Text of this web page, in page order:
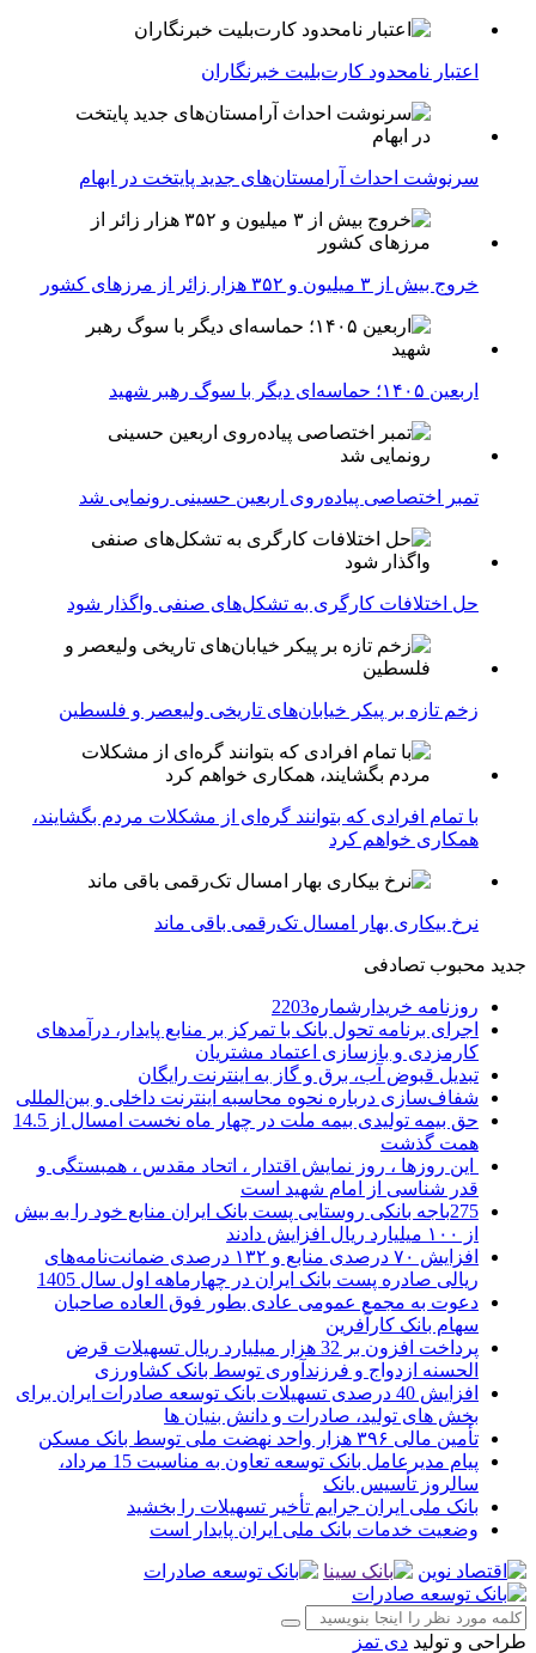
اعتبار نامحدود کارت‌بلیت خبرنگاران
سرنوشت احداث آرامستان‌های جدید پایتخت در ابهام
خروج بیش از ۳ میلیون و ۳۵۲ هزار زائر از مرزهای کشور
اربعین ۱۴۰۵؛ حماسه‌ای دیگر با سوگ رهبر شهید
تمبر اختصاصی پیاده‌روی اربعین حسینی رونمایی شد
حل اختلافات کارگری به تشکل‌های صنفی واگذار شود
زخم تازه بر پیکر خیابان‌های تاریخی ولیعصر و فلسطین
با تمام افرادی که بتوانند گره‌ای از مشکلات مردم بگشایند،
همکاری خواهم کرد
نرخ بیکاری بهار امسال تک‌رقمی باقی ماند
جدید محبوب تصادفی
روزنامه خریدارشماره2203
اجرای برنامه تحول بانک با تمرکز بر منابع پایدار، درآمدهای
کارمزدی و بازسازی اعتماد مشتریان
تبدیل قبوض آب، برق و گاز به اینترنت رایگان
شفاف‌سازی درباره نحوه محاسبه اینترنت داخلی و بین‌المللی
حق بیمه تولیدی بیمه ملت در چهار ماه نخست امسال از 14.5
همت گذشت
این روزها ، روز نمایش اقتدار ، اتحاد مقدس ، همبستگی و
قدر شناسی از امام شهید است
275باجه بانکی روستایی پست بانک ایران منابع خود را به بیش
از ۱۰۰ میلیارد ریال افزایش دادند
افزایش ۷۰ درصدی منابع و ۱۳۲ درصدی ضمانت‌نامه‌های
ریالی صادره پست بانک ایران در چهارماهه اول سال 1405
دعوت به مجمع عمومی عادی بطور فوق العاده صاحبان
سهام بانک کارآفرین
پرداخت افزون بر 32 هزار میلیارد ریال تسهیلات قرض
الحسنه ازدواج و فرزندآوری توسط بانک کشاورزی
افزایش 40 درصدی تسهیلات بانک توسعه صادرات ایران برای
بخش های تولید، صادرات و دانش بنیان ها
تأمین مالی ۳۹۶ هزار واحد نهضت ملی توسط بانک مسکن
پیام مدیرعامل بانک توسعه تعاون به مناسبت 15 مرداد،
سالروز تأسیس بانک
بانک ملی ایران جرایم تأخیر تسهیلات را بخشید
وضعیت خدمات بانک ملی ایران پایدار است
طراحی و تولید دی تمز